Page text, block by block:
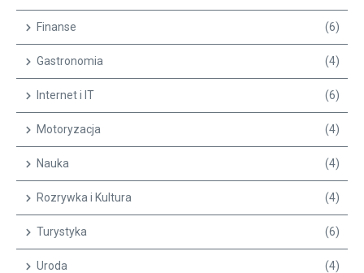
Finanse (6)
Gastronomia (4)
Internet i IT (6)
Motoryzacja (4)
Nauka (4)
Rozrywka i Kultura (4)
Turystyka (6)
Uroda (4)